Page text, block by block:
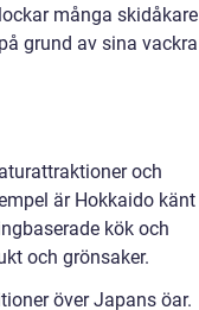
många skidåkare
grund av sina vackra
och
är Hokkaido känt
kök och
och grönsaker.
över Japans öar.